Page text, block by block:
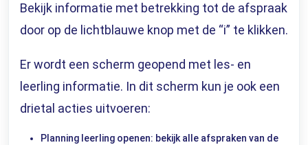
Bekijk informatie met betrekking tot de afspraak
door op de lichtblauwe knop met de “i” te klikken.
Er wordt een scherm geopend met les- en
leerling informatie. In dit scherm kun je ook een
drietal acties uitvoeren:
Planning leerling openen: bekijk alle afspraken van de